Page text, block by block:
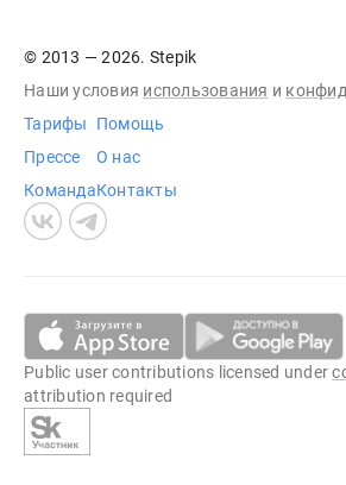
© 2013 — 2026. Stepik
Наши условия использования и
Тарифы
Прессе
Команда
Помощь
О нас
Контакты
Public user contributions licensed under
attribution required